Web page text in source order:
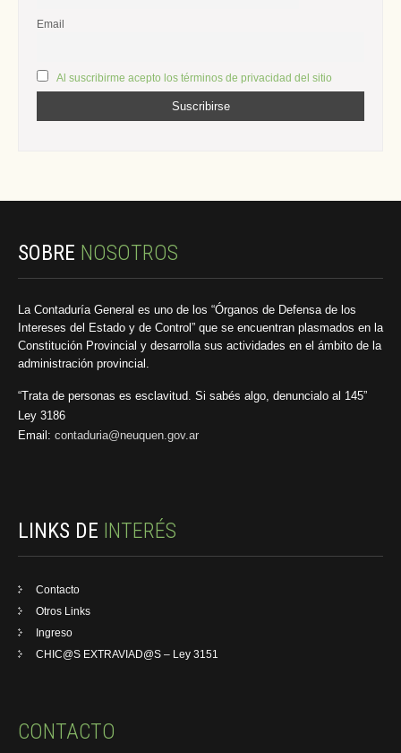
Email
Al suscribirme acepto los términos de privacidad del sitio
SOBRE NOSOTROS
La Contaduría General es uno de los “Órganos de Defensa de los
Intereses del Estado y de Control” que se encuentran plasmados en la
Constitución Provincial y desarrolla sus actividades en el ámbito de la
administración provincial.
“Trata de personas es esclavitud. Si sabés algo, denuncialo al 145”
Ley 3186
Email: contaduria@neuquen.gov.ar
LINKS DE INTERÉS
Contacto
Otros Links
Ingreso
CHIC@S EXTRAVIAD@S – Ley 3151
CONTACTO